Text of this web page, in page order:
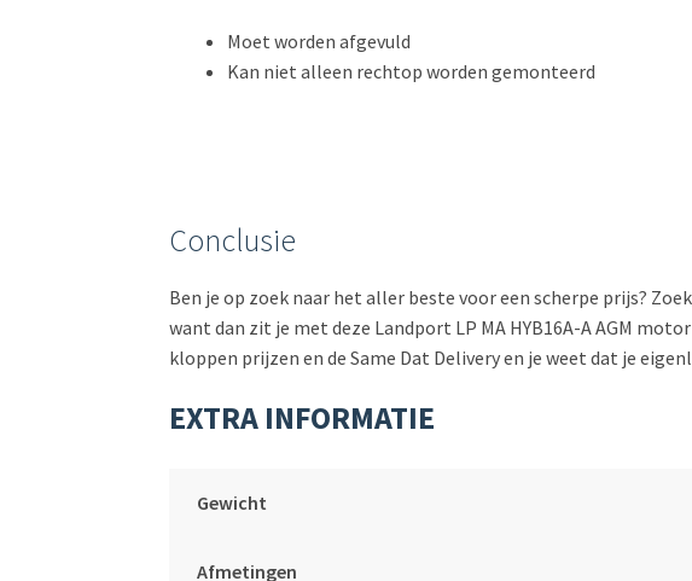
Moet worden afgevuld
Kan niet alleen rechtop worden gemonteerd
Conclusie
Ben je op zoek naar het aller beste voor een scherpe prijs?
want dan zit je met deze Landport LP MA HYB16A-A AGM
kloppen prijzen en de Same Dat Delivery en je weet dat je
EXTRA INFORMATIE
Gewicht
Afmetingen